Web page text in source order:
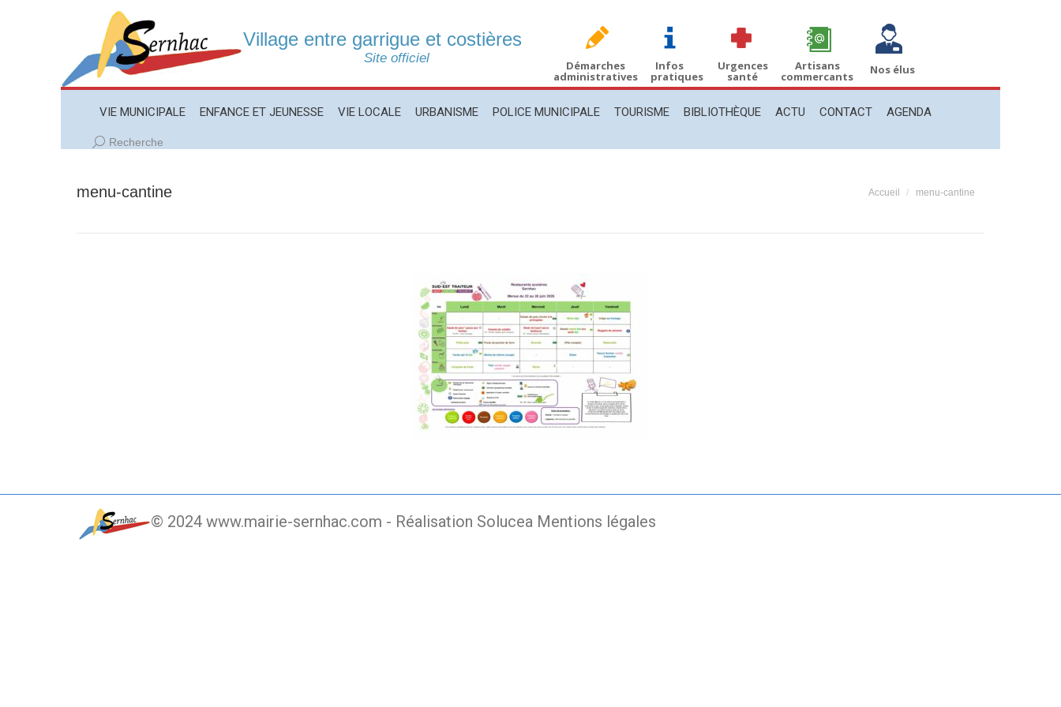
Village entre garrigue et costières
Site officiel Démarches
administratives
Infos
pratiques
Urgences
santé
Artisans
commercants Nos élus
VIE MUNICIPALE ENFANCE ET JEUNESSE VIE LOCALE URBANISME POLICE MUNICIPALE TOURISME BIBLIOTHÈQUE ACTU CONTACT AGENDA
Recherche
Recherche
menu-cantine Vous êtes ici :
Accueil menu-cantine
© 2024 www.mairie-sernhac.com - Réalisation Solucea Mentions légales
VIE MUNICIPALE ENFANCE ET JEUNESSE VIE LOCALE URBANISME POLICE MUNICIPALE TOURISME BIBLIOTHÈQUE CONTACT AGENDA